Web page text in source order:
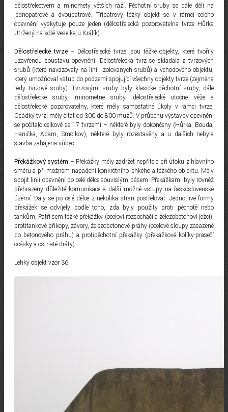
dělostřelectvem a minomety větších ráží. Pěchotní sruby se dále dělí na
jednopatrové a dvoupatrové. Třípatrový těžký objekt se v rámci celého
opevnění vyskytuje pouze jeden (dělostřelecká pozorovatelna tvrze Hůrka
Utržený na kótě Veselka u Králík).
Dělostřelecké tvrze– Dělostřelecké tvrze jsou těžké objekty, které tvořily
uzavřenou soustavu opevnění. Dělostřelecká tvrz se skládala z tvrzových
srubů (které navazovaly na linii izolovaných srubů) a vchodového objektu,
který umožňoval vstup do podzemí spojující všechny objekty tvrze (zejména
tedy tvrzové sruby). Tvrzovými sruby byly klasické pěchotní sruby, dále
dělostřelecké sruby, minometné sruby, dělostřelecké otočné věže a
dělostřelecké pozorovatelny, které měly samostatné úkoly v rámci tvrze.
Osádky tvrzí měly čítat od 300 do 800 mužů. V průběhu výstavby opevnění
se počítalo celkově se 17 tvrzemi – některé byly dokončeny (Hůrka, Bouda,
Hanička, Adam, Smolkov), některé byly rozestavěny a u dalších nebyla
stavba zahájena vůbec.
Překážkový systém – Překážky měly zadržet nepřítele při útoku z hlavního
směru a při možném napadení konkrétního lehkého a těžkého objektu. Měly
spojit linii opevnění po celé délce souvislým pásem. Překážkami byly rovněž
přehrazeny důležité komunikace a další možné vstupy na československé
území. Daly se po celé délce z několika stran postřelovat. Jednotlivé formy
překážek se odvíjely podle toho, zda byly použity proti pěchotě nebo
tankům. Patří sem těžké překážky (oceloví rozsocháči a železobetonoví ježci),
protitankové příkopy, závory, železobetonové práhy (ocelové sloupy zasazené
do betonového práhu) a protipěchotní překážky (překážkové kolíky-prasečí
ocásky a ostnaté dráty).
Lehký objekt vzor 36